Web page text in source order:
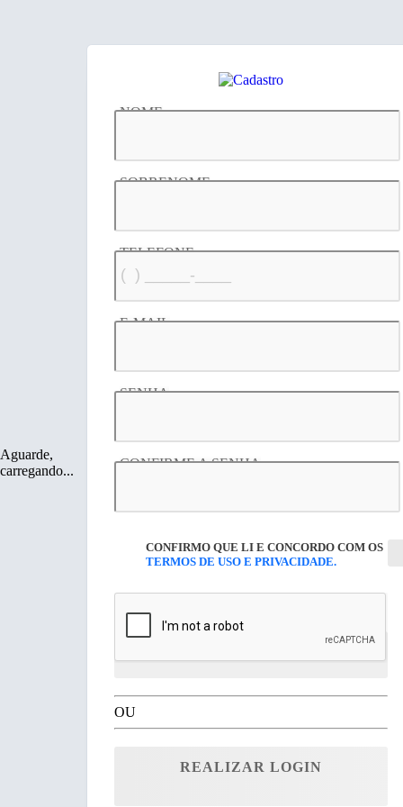
Aguarde,
carregando...
NOME
SOBRENOME
TELEFONE
E-MAIL
SENHA
CONFIRME A SENHA
CONFIRMO QUE LI E CONCORDO COM OS
TERMOS DE USO E PRIVACIDADE.
OU
REALIZAR LOGIN